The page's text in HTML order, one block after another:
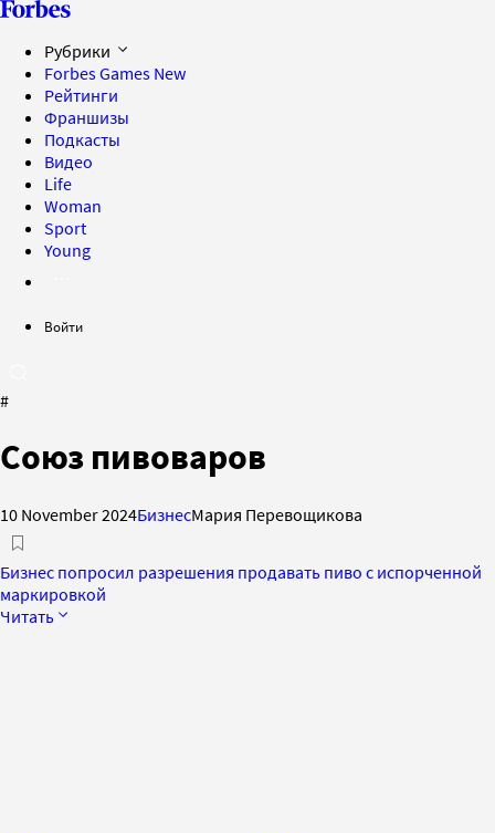
Рубрики
Forbes Games New
Рейтинги
Франшизы
Подкасты
Видео
Life
Woman
Sport
Young
Войти
#
Союз пивоваров
10 November 2024БизнесМария Перевощикова
Бизнес попросил разрешения продавать пиво с испорченной
маркировкой
Читать